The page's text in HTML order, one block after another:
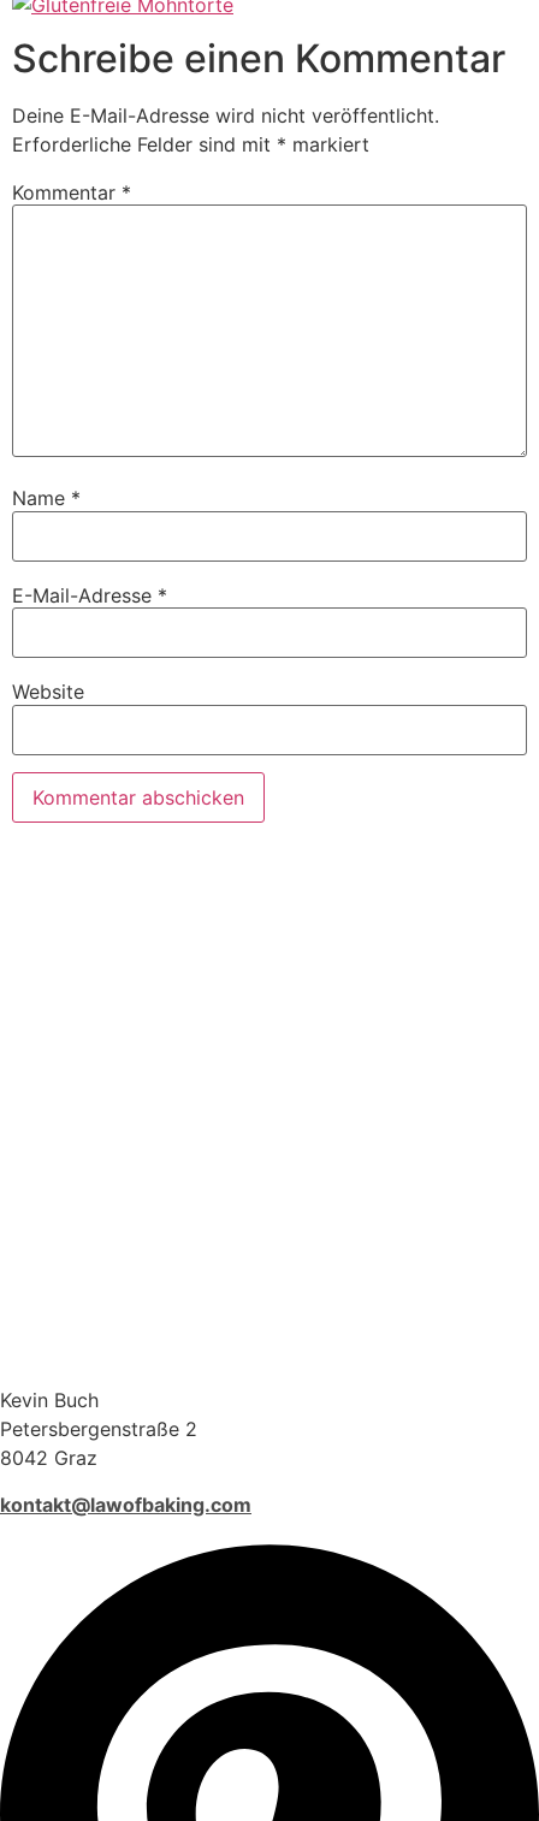
Schreibe einen Kommentar
Deine E-Mail-Adresse wird nicht veröffentlicht.
Erforderliche Felder sind mit * markiert
Kommentar *
Name *
E-Mail-Adresse *
Website
Kevin Buch
Petersbergenstraße 2
8042 Graz
kontakt@lawofbaking.com